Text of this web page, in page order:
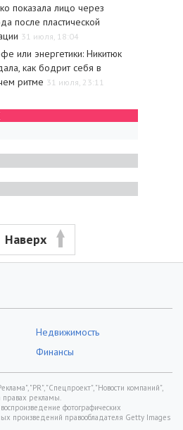
показала лицо через
после пластической
31 июля, 18:04
или энергетики: Никитюк
как бодрит себя в
ритме 31 июля, 23:11
Наверх
Недвижимость
Финансы
"PR", "Спецпроект", "Новости компаний",
правах рекламы.
фотографических
произведений правообладателя Getty Images